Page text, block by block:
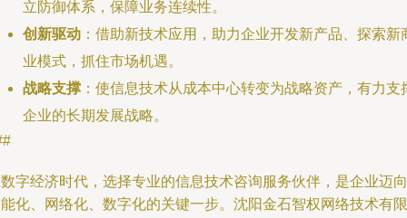
立防御体系，保障业务连续性。
创新驱动 ：借助新技术应用，助力企业开发新产品、探索新
业模式，抓住市场机遇。
战略支撑 ：使信息技术从成本中心转变为战略资产，有力支
企业的长期发展战略。
字经济时代，选择专业的信息技术咨询服务伙伴，是企业迈向
化、网络化、数字化的关键一步。沈阳金石智权网络技术有限